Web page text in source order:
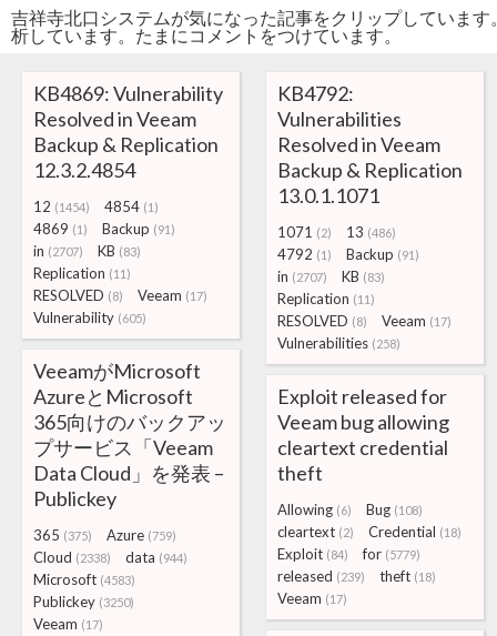
吉祥寺北口システムが気になった記事をクリップしていま
析しています。たまにコメントをつけています。
KB4869: Vulnerability
Resolved in Veeam
Backup & Replication
12.3.2.4854
12 (1454) 4854 (1)
4869 (1) Backup (91)
in (2707) KB (83)
Replication (11)
RESOLVED (8) Veeam (17)
Vulnerability (605)
KB4792:
Vulnerabilities
Resolved in Veeam
Backup & Replication
13.0.1.1071
1071 (2) 13 (486)
4792 (1) Backup (91)
in (2707) KB (83)
Replication (11)
RESOLVED (8) Veeam (17)
Vulnerabilities (258)
VeeamがMicrosoft
AzureとMicrosoft
365向けのバックアッ
プサービス「Veeam
Data Cloud」を発表 –
Publickey
365 (375) Azure (759)
Cloud (2338) data (944)
Microsoft (4583)
Publickey (3250)
Veeam (17)
Exploit released for
Veeam bug allowing
cleartext credential
theft
Allowing (6) Bug (108)
cleartext (2) Credential (18)
Exploit (84) for (5779)
released (239) theft (18)
Veeam (17)